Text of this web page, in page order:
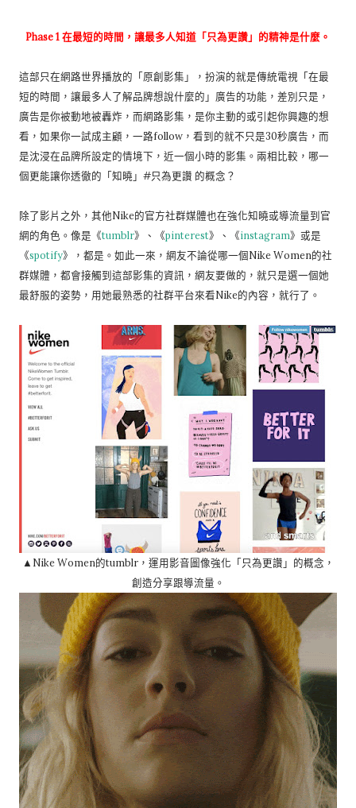
Phase 1 在最短的時間，讓最多人知道「只為更讚」的精神是什麼。
這部只在網路世界播放的「原創影集」，扮演的就是傳統電視「在最
短的時間，讓最多人了解品牌想說什麼的」廣告的功能，差別只是，
廣告是你被動地被轟炸，而網路影集，是你主動的或引起你興趣的想
看，如果你一試成主顧，一路follow，看到的就不只是30秒廣告，而
是沈浸在品牌所設定的情境下，近一個小時的影集。兩相比較，哪一
個更能讓你透徹的「知曉」#只為更讚 的概念？
除了影片之外，其他Nike的官方社群媒體也在強化知曉或導流量到官
網的角色。像是《tumblr》、《pinterest》、《instagram》或是
《spotify》，都是。如此一來，網友不論從哪一個Nike Women的社
群媒體，都會接觸到這部影集的資訊，網友要做的，就只是選一個她
最舒服的姿勢，用她最熟悉的社群平台來看Nike的內容，就行了。
▲Nike Women的tumblr，運用影音圖像強化「只為更讚」的概念，
創造分享跟導流量。